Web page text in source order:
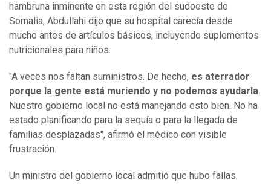
hambruna inminente en esta región del sudoeste de
Somalia, Abdullahi dijo que su hospital carecía desde
mucho antes de artículos básicos, incluyendo suplementos
nutricionales para niños.
"A veces nos faltan suministros. De hecho, es aterrador
porque la gente está muriendo y no podemos ayudarl a.
Nuestro gobierno local no está manejando esto bien. No ha
estado planificando para la sequía o para la llegada de
familias desplazadas", afirmó el médico con visible
frustración.
Un ministro del gobierno local admitió que hubo fallas.